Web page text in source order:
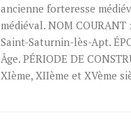
ancienne forteresse
médiéval. NOM COURANT
Saint-Saturnin-lès-Apt.
Âge. PÉRIODE DE
XIème, XIIème et XVème